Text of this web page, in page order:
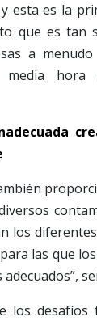
y esta es la
que es tan
a
hora
los
las que
los desafíos